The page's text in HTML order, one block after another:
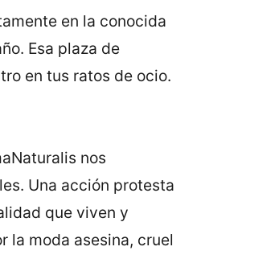
en la conocida
Esa plaza de
en tus ratos de ocio.
nos
Una acción protesta
que viven y
la moda asesina, cruel